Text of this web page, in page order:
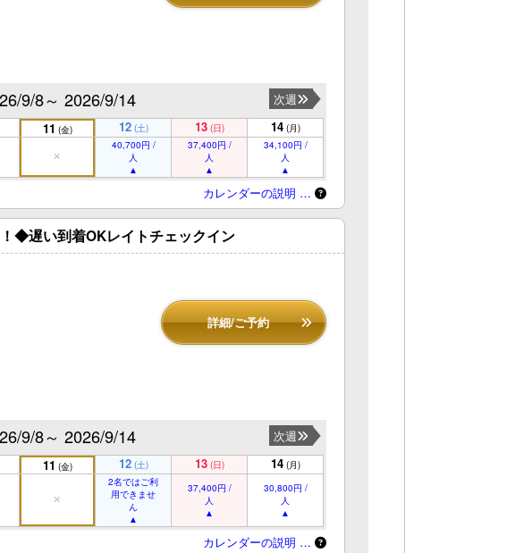
9/8～ 2026/9/14
次週
11 (金) 12 (土) 13 (日) 14 (月)
40,700円 /
人
37,400円 /
人
34,100円 /
人
カレンダーの説明 …
◆遅い到着OKレイトチェックイン
詳細/ご予約
9/8～ 2026/9/14
次週
11 (金) 12 (土) 13 (日) 14 (月)
2名ではご利
用できませ
ん
37,400円 /
人
30,800円 /
人
カレンダーの説明 …